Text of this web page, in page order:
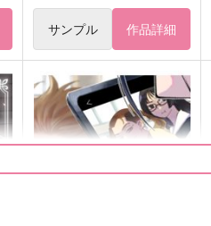
サンプル 作品詳細